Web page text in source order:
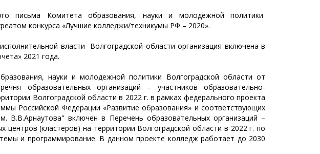
письма Комитета образования, науки и молодежной политики
конкурса «Лучшие колледжи/техникумы РФ – 2020».
власти Волгоградской области организация включена в
2021 года.
науки и молодежной политики Волгоградской области от
образовательных организаций – участников образовательно-
Волгоградской области в 2022 г. в рамках федерального проекта
Российской Федерации «Развитие образования» и соответствующих
включен в Перечень образовательных организаций –
центров (кластеров) на территории Волгоградской области в 2022 г. по
и программирование. В данном проекте колледж работает до 2030